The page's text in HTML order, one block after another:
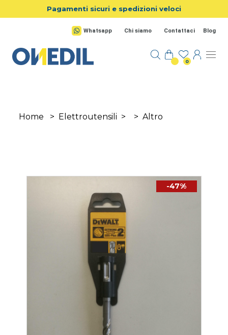
Salta al contenuto principale
Pagamenti sicuri e spedizioni veloci
Whatsapp Chi siamo Contattaci Blog
0
Home > Elettroutensili > > Altro
-47%